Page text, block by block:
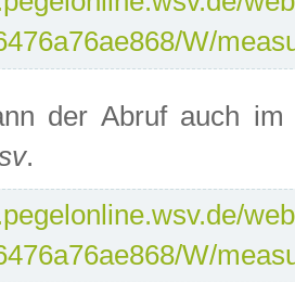
W/
der Abruf auch
.
W/